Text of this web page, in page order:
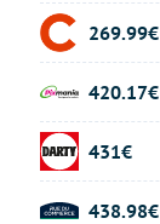
269.99€
420.17€
431€
438.98€